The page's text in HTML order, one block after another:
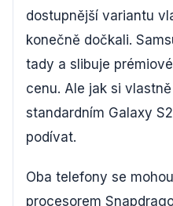
dostupnější variantu
konečně dočkali.
tady a slibuje
cenu. Ale jak si
standardním Galaxy
podívat.
Oba telefony se
procesorem